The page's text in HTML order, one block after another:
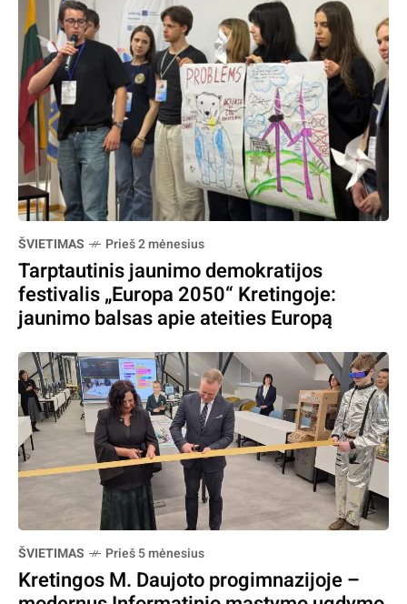
ŠVIETIMAS Prieš 2 mėnesius
Tarptautinis jaunimo demokratijos
festivalis „Europa 2050“ Kretingoje:
jaunimo balsas apie ateities Europą
ŠVIETIMAS Prieš 5 mėnesius
Kretingos M. Daujoto progimnazijoje –